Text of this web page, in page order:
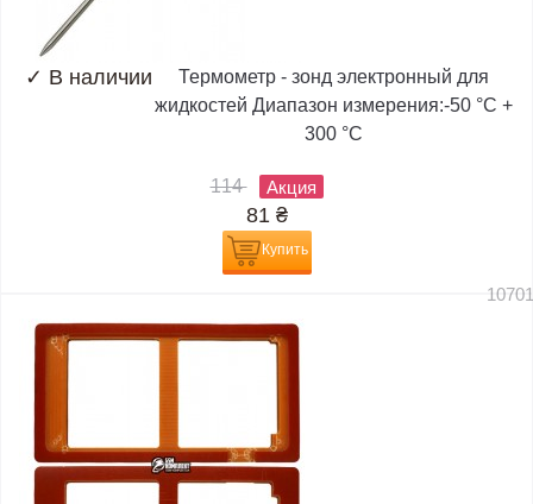
✓ В наличии
Термометр - зонд электронный для
жидкостей Диапазон измерения:-50 °C +
300 °C
114 Акция
81 ₴
Купить